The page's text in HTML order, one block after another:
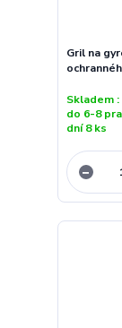
Gril na
Skladem
do 6-8
dní 8 ks